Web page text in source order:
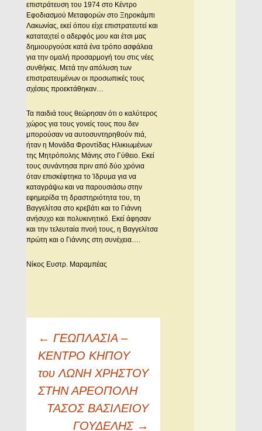
επιστράτευση του 1974 στο Κέντρο
Εφοδιασμού Μεταφορών στο Ξηροκάμπι
Λακωνίας, εκεί όπου είχε επιστρατευτεί και
καταταχτεί ο αδερφός μου και έτσι μας
δημιουργούσε κατά ένα τρόπο ασφάλεια
για την ομαλή προσαρμογή του στις νέες
συνθήκες. Μετά την απόλυση των
επιστρατευμένων οι προσωπικές τους
σχέσεις προεκτάθηκαν…
Τα παιδιά τους θεώρησαν ότι ο καλύτερος
χώρος για τους γονείς τους που δεν
μπορούσαν να αυτοσυντηρηθούν πιά,
ήταν η Μονάδα Φροντίδας Ηλικιωμένων
της Μητρόπολης Μάνης στο Γύθειο. Εκεί
τους συνάντησα πριν από δύο χρόνια
όταν επισκέφτηκα το Ίδρυμα για να
καταγράψω και να παρουσιάσω στην
εφημερίδα τη δραστηριότητα του, τη
Βαγγελίτσα στο κρεβάτι και το Γιάννη
ανήσυχο και πολυκινητικό. Εκεί άφησαν
και την τελευταία πνοή τους, η Βαγγελίτσα
πρώτη και ο Γιάννης στη συνέχεια….
Νίκος Ευστρ. Μαραμπέας
Πλοήγηση
άρθρων
← ΓΕΩΠΛΑΣΙΑ –
ΚΕΝΤΡΟ ΚΗΠΟΥ
του ΛΩΝΗ ΧΡΗΣΤΟΥ
ΣΤΗΝ ΑΡΕΟΠΟΛΗ
ΤΑΣΟΣ ΒΑΣΙΛΕΙΟΥ
ΓΟΥΔΕΛΗΣ →